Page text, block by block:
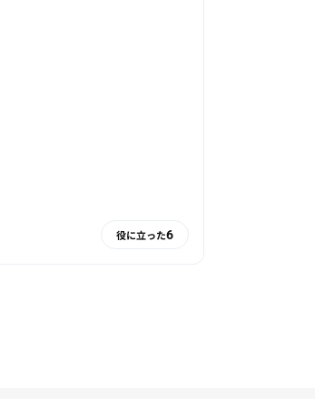
役に立った6